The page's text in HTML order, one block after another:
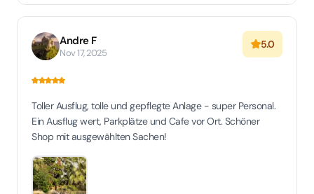
Andre F
Nov 17, 2025
5.0
Toller Ausflug, tolle und gepflegte Anlage - super Personal.
Ein Ausflug wert, Parkplätze und Cafe vor Ort. Schöner
Shop mit ausgewählten Sachen!